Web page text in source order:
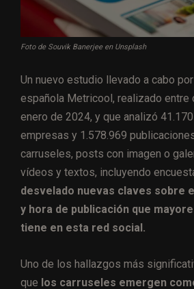
Foto de Souvik Banerjee en Unsplash
Un nuevo estudio llevado a cabo
española Metricool, realizado entre
enero de 2024, y que analizó
empresas y 1.578.969
carruseles, posts con imagen o
vídeos y textos, incluyendo
desvelado nuevas claves sobre
y hora de publicación que
tiene en esta red social.
Uno de los hallazgos más
que los carruseles emergen